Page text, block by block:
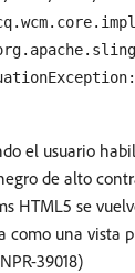
el usuario
de alto
HTML5 se
como una vista
39018)